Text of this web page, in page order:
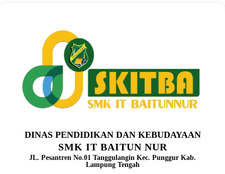
DINAS PENDIDIKAN DAN KEBUDAYAAN
SMK IT BAITUN NUR
JL. Pesantren No.01 Tanggulangin Kec. Punggur Kab.
Lampung Tengah